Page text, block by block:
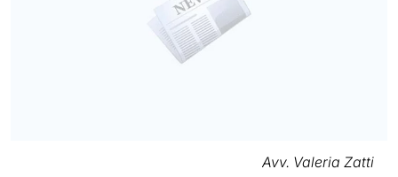
Avv. Valeria Zatti